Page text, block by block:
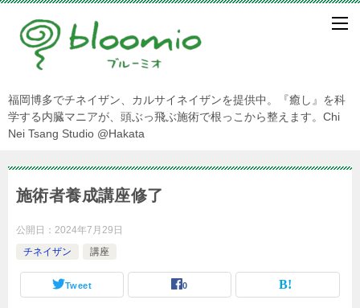
福岡博多でチネイザン、カルサイネイザンを提供中。『癒し』を科
学する内臓マニアが、頭ぶっ飛ぶ施術で根っこから整えます。Chi
Nei Tsang Studio @Hakata
施術者養成講座修了
公開日： 2024年7月29日
チネイザン
講座
Tweet 0